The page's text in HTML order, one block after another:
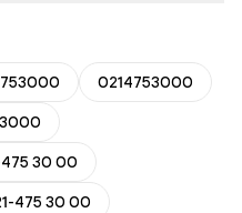
0214753000
30 00
475 30 00